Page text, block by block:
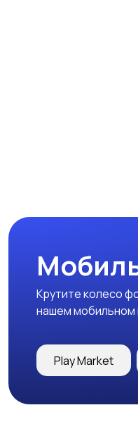
Крутите колесо
нашем мобильном
Play Market